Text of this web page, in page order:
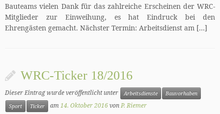
Bauteams vielen Dank für das zahlreiche Erscheinen der WRC-
Mitglieder zur Einweihung, es hat Eindruck bei den
Ehrengästen gemacht. Nächster Termin: Arbeitsdienst am […]
WRC-Ticker 18/2016
Dieser Eintrag wurde veröffentlicht unter Arbeitsdienste
Bauvorhaben
Sport
Ticker am14. Oktober 2016vonP. Riemer